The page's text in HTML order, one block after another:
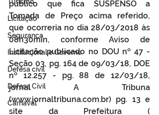
Licitação
Segurança
Institucional e Governo
Defesa cívil
Defesa Civil
Carnaval
público que fica SUSPENSO a
Tomada de Preço acima referido,
que ocorreria no dia 28/03/2018 às
08h30min, conforme Aviso de
Licitação publicado no DOU nº 47 -
Seção 03, pg. 164 de 09/03/18, DOE
nº 12.257 - pg. 88 de 12/03/18,
jornal A Tribuna
(www.jornaltribuna.com.br) pg. 13 e
site da Prefeitura (